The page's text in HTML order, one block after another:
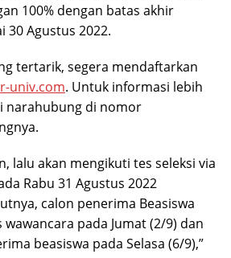
100% dengan batas akhir
30 Agustus 2022.
tertarik, segera mendaftarkan
univ.com. Untuk informasi lebih
narahubung di nomor
lalu akan mengikuti tes seleksi via
Rabu 31 Agustus 2022
calon penerima Beasiswa
pada Jumat (2/9) dan
beasiswa pada Selasa (6/9),”